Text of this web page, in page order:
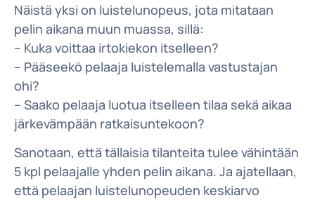
Näistä yksi on luistelunopeus, jota mitataan
pelin aikana muun muassa, sillä:
– Kuka voittaa irtokiekon itselleen?
– Pääseekö pelaaja luistelemalla vastustajan
ohi?
– Saako pelaaja luotua itselleen tilaa sekä aikaa
järkevämpään ratkaisuntekoon?
Sanotaan, että tällaisia tilanteita tulee vähintään
5 kpl pelaajalle yhden pelin aikana. Ja ajatellaan,
että pelaajan luistelunopeuden keskiarvo